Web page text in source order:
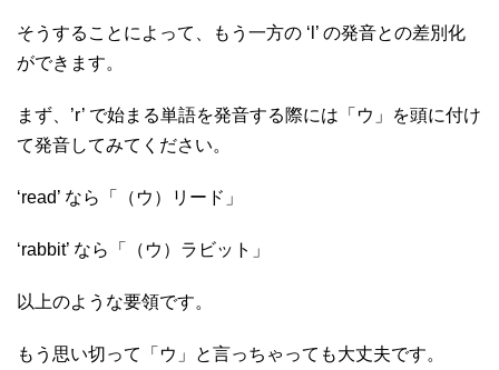
そうすることによって、もう一方の ‘l’ の発音との差別化
ができます。
まず、’r’ で始まる単語を発音する際には「ウ」を頭に付け
て発音してみてください。
‘read’ なら「（ウ）リード」
‘rabbit’ なら「（ウ）ラビット」
以上のような要領です。
もう思い切って「ウ」と言っちゃっても大丈夫です。